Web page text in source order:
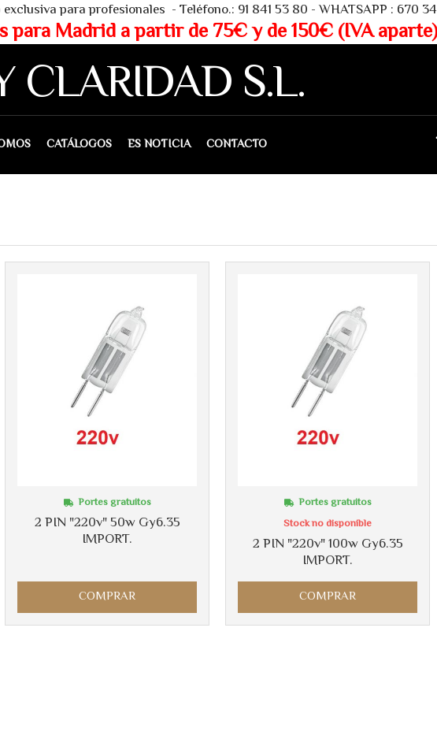
91 841 53 80 - WHATSAPP : 670 340
75€ y de 150€ (IVA aparte) para
CLARIDAD S.L.
CATÁLOGOS ES NOTICIA CONTACTO
2 PIN "220v" 50w Gy6.35
IMPORT.
Portes gratuitos
COMPRAR
2 PIN "220v" 100w Gy6.35
IMPORT.
Portes gratuitos
Stock no disponible
COMPRAR